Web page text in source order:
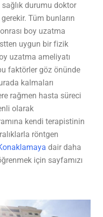
durumu doktor
Tüm bunların
boy uzatma
uygun bir fizik
uzatma ameliyatı
faktörler göz önünde
kalmaları
rağmen hasta süreci
olarak
kendi terapistinin
röntgen
dair daha
için sayfamızı